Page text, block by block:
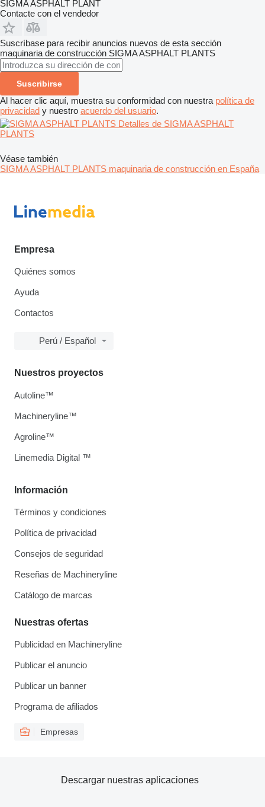
SIGMA ASPHALT PLANT
Contacte con el vendedor
Suscríbase para recibir anuncios nuevos de esta sección
maquinaria de construcción SIGMA ASPHALT PLANTS
Suscribirse
Al hacer clic aquí, muestra su conformidad con nuestra política de
privacidad y nuestro acuerdo del usuario.
Detalles de SIGMA ASPHALT
PLANTS
Véase también
SIGMA ASPHALT PLANTS maquinaria de construcción en España
Empresa
Quiénes somos
Ayuda
Contactos
Perú / Español
Información
Términos y condiciones
Política de privacidad
Consejos de seguridad
Reseñas de Machineryline
Catálogo de marcas
Nuestras ofertas
Publicidad en Machineryline
Publicar el anuncio
Publicar un banner
Programa de afiliados
Empresas
Nuestros proyectos
Autoline™
Machineryline™
Agroline™
Linemedia Digital ™
Descargar nuestras aplicaciones